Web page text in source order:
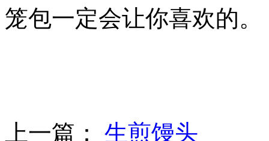
笼包一定会让你喜欢的。
上一篇： 生煎馒头